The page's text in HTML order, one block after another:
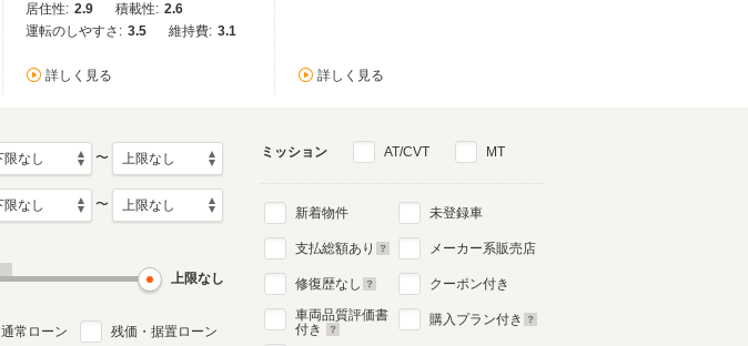
居住性: 2.9 積載性: 2.6
運転のしやすさ: 3.5 維持費: 3.1
詳しく見る 詳しく見る
〜
〜
上限なし
通常ローン 残価・据置ローン
ミッション AT/CVT MT
新着物件
支払総額あり
修復歴なし
車両品質評価書
付き
未登録車
メーカー系販売店
クーポン付き
購入プラン付き